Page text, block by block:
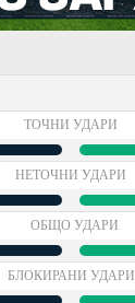
ТОЧНИ УДАРИ
НЕТОЧНИ УДАРИ
ОБЩО УДАРИ
БЛОКИРАНИ УДАРИ